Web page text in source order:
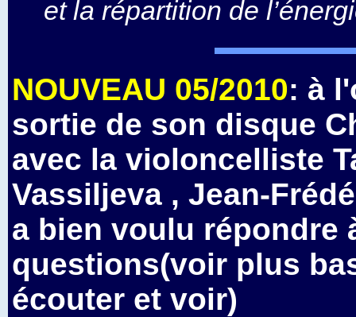
et la répartition de
NOUVEAU 05/2010: à
sortie de son disque
avec la violoncelliste
Vassiljeva , Jean-
a bien voulu répondre
questions(voir plus
écouter et voir)